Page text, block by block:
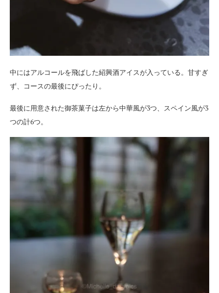
中にはアルコールを飛ばした紹興酒アイスが入っている。甘すぎ
ず、コースの最後にぴったり。
最後に用意された御茶菓子は左から中華風が3つ、スペイン風が3
つの計6つ。